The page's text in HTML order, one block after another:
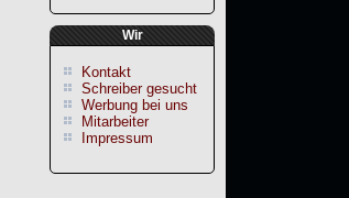
Wir
Kontakt
Schreiber gesucht
Werbung bei uns
Mitarbeiter
Impressum